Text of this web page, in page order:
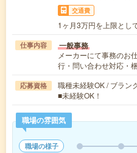
交通費
1ヶ月3万円を上限とし
仕事内容 一般事務
メーカーにて事務のお
行・問い合わせ対応・
応募資格
職種未経験OK / ブラン
■未経験OK！
職場の雰囲気
職場の様子